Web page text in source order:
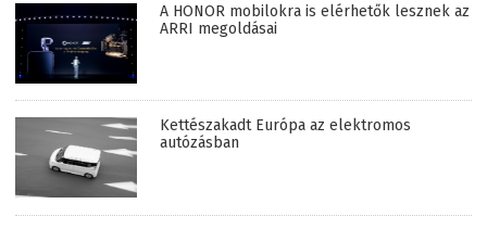
A HONOR mobilokra is elérhetők lesznek az
ARRI megoldásai
Kettészakadt Európa az elektromos
autózásban